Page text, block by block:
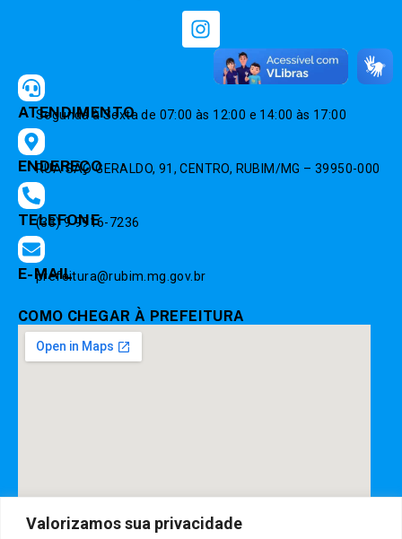
Valorizamos sua privacidade
ATENDIMENTO
Segunda à Sexta de 07:00 às 12:00 e 14:00 às 17:00
ENDEREÇO
RUA SÃO GERALDO, 91, CENTRO, RUBIM/MG – 39950-000
TELEFONE
(33) 9 9916-7236
E-MAIL
prefeitura@rubim.mg.gov.br
COMO CHEGAR À PREFEITURA